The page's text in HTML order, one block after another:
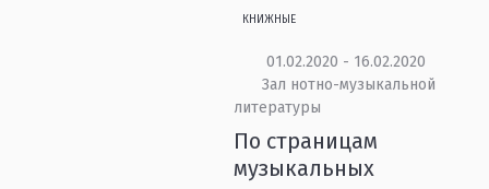
КНИЖНЫЕ
01.02.2020 - 16.02.2020
Зал нотно-музыкальной
литературы
По страницам
музыкальных